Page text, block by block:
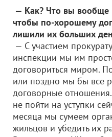
— Как? Что вы вообще
чтобы по-хорошему
лишили их больших
— С участием
инспекции мы им
договориться миром.
или поздно мы бы все
договорные
не пойти на уступки
месяца мы сумеем
жильцов и убедить их